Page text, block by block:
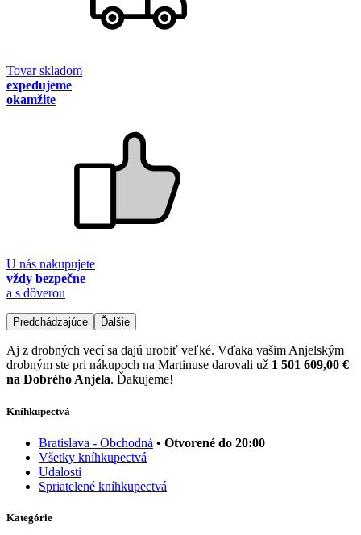
Tovar skladom
expedujeme
okamžite
U nás nakupujete
vždy bezpečne
a s dôverou
Predchádzajúce Ďalšie
Aj z drobných vecí sa dajú urobiť veľké. Vďaka vašim Anjelským
drobným ste pri nákupoch na Martinuse darovali už 1 501 609,00 €
na Dobrého Anjela. Ďakujeme!
Kníhkupectvá
Bratislava - Obchodná • Otvorené do 20:00
Všetky kníhkupectvá
Udalosti
Spriatelené kníhkupectvá
Kategórie